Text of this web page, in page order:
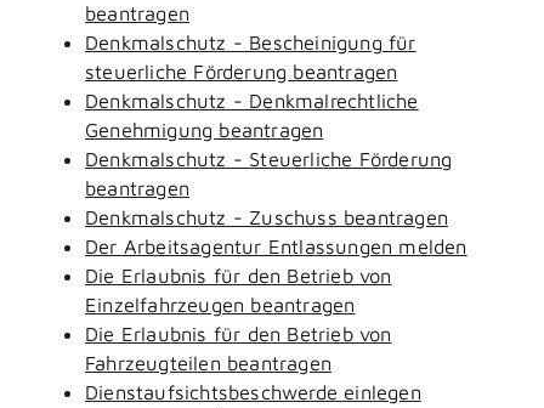
beantragen
Denkmalschutz - Bescheinigung für
steuerliche Förderung beantragen
Denkmalschutz - Denkmalrechtliche
Genehmigung beantragen
Denkmalschutz - Steuerliche Förderung
beantragen
Denkmalschutz - Zuschuss beantragen
Der Arbeitsagentur Entlassungen melden
Die Erlaubnis für den Betrieb von
Einzelfahrzeugen beantragen
Die Erlaubnis für den Betrieb von
Fahrzeugteilen beantragen
Dienstaufsichtsbeschwerde einlegen